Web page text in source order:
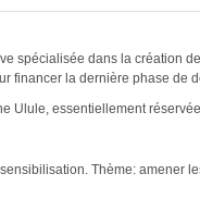
spécialisée dans la création
financer la dernière phase de
Ulule, essentiellement
Thème: